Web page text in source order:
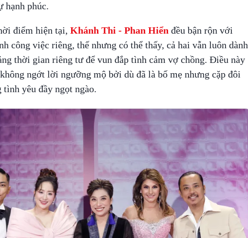
hạnh phúc.
điểm hiện tại, Khánh Thi - Phan Hiển đều bận rộn với
công việc riêng, thế nhưng có thể thấy, cả hai vẫn luôn dành
thời gian riêng tư để vun đắp tình cảm vợ chồng. Điều này
ngớt lời ngưỡng mộ bởi dù đã là bố mẹ nhưng cặp đôi
tình yêu đầy ngọt ngào.